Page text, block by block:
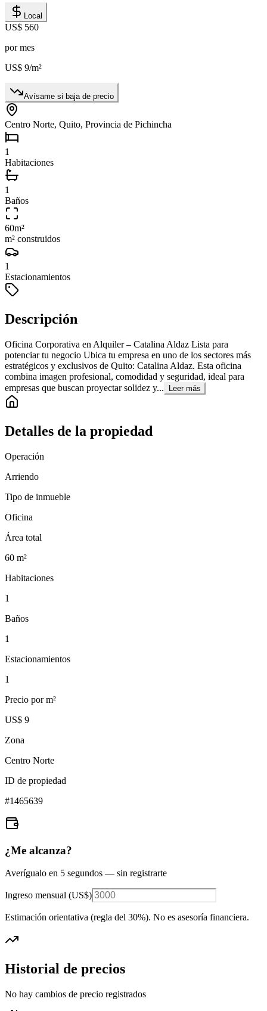
Local
US$ 560
por mes
US$ 9/m²
Avísame si baja de precio
Centro Norte, Quito, Provincia de Pichincha
1
Habitaciones
1
Baños
60m²
m² construidos
1
Estacionamientos
Descripción
Oficina Corporativa en Alquiler – Catalina Aldaz Lista para
potenciar tu negocio Ubica tu empresa en uno de los sectores más
estratégicos y exclusivos de Quito: Catalina Aldaz. Esta oficina
combina imagen profesional, comodidad y seguridad, ideal para
empresas que buscan proyectar solidez y...
Leer más
Detalles de la propiedad
Operación
Arriendo
Tipo de inmueble
Oficina
Área total
60 m²
Habitaciones
1
Baños
1
Estacionamientos
1
Precio por m²
US$ 9
Zona
Centro Norte
ID de propiedad
#1465639
¿Me alcanza?
Averígualo en 5 segundos — sin registrarte
Ingreso mensual (US$)
Estimación orientativa (regla del 30%). No es asesoría financiera.
Historial de precios
No hay cambios de precio registrados